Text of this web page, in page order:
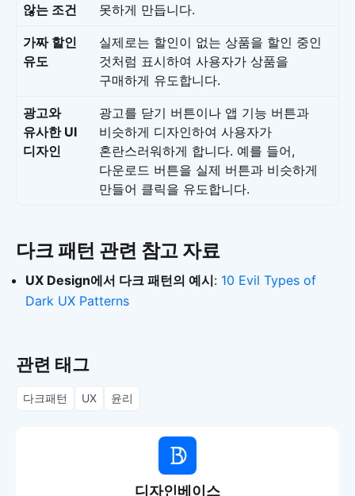
않는 조건
못하게 만듭니다.
가짜 할인
유도
실제로는 할인이 없는 상품을 할인 중인
것처럼 표시하여 사용자가 상품을
구매하게 유도합니다.
광고와
유사한 UI
디자인
광고를 닫기 버튼이나 앱 기능 버튼과
비슷하게 디자인하여 사용자가
혼란스러워하게 합니다. 예를 들어,
다운로드 버튼을 실제 버튼과 비슷하게
만들어 클릭을 유도합니다.
다크 패턴 관련 참고 자료
UX Design에서 다크 패턴의 예시: 10 Evil Types of
Dark UX Patterns
관련 태그
다크패턴 UX 윤리
디자인베이스